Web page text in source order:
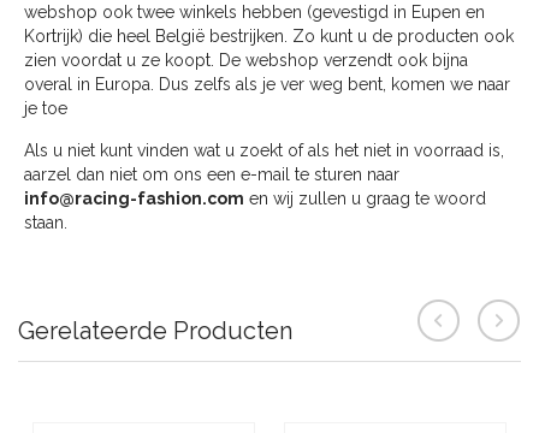
webshop ook twee winkels hebben (gevestigd in Eupen en
Kortrijk) die heel België bestrijken. Zo kunt u de producten ook
zien voordat u ze koopt. De webshop verzendt ook bijna
overal in Europa. Dus zelfs als je ver weg bent, komen we naar
je toe
Als u niet kunt vinden wat u zoekt of als het niet in voorraad is,
aarzel dan niet om ons een e-mail te sturen naar
info@racing-fashion.com en wij zullen u graag te woord
staan.
Gerelateerde Producten